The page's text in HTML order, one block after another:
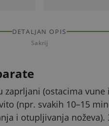
DETALJAN OPIS
Sakrij
(ostacima
(npr. svakih 10–15
i otupljivanja noževa).